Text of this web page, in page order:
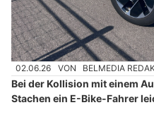
02.06.26 VON BELMEDIA
Bei der Kollision mit einem
Stachen ein E-Bike-Fahrer